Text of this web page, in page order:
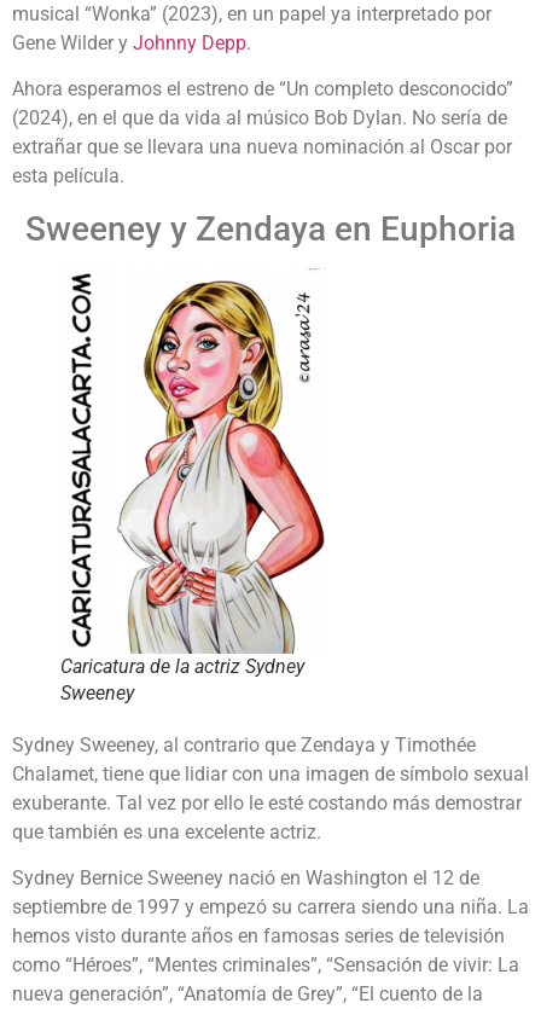
musical “Wonka” (2023), en un papel ya interpretado por
Gene Wilder y Johnny Depp.
Ahora esperamos el estreno de “Un completo desconocido”
(2024), en el que da vida al músico Bob Dylan. No sería de
extrañar que se llevara una nueva nominación al Oscar por
esta película.
Sweeney y Zendaya en Euphoria
Caricatura de la actriz Sydney
Sweeney
Sydney Sweeney, al contrario que Zendaya y Timothée
Chalamet, tiene que lidiar con una imagen de símbolo sexual
exuberante. Tal vez por ello le esté costando más demostrar
que también es una excelente actriz.
Sydney Bernice Sweeney nació en Washington el 12 de
septiembre de 1997 y empezó su carrera siendo una niña. La
hemos visto durante años en famosas series de televisión
como “Héroes”, “Mentes criminales”, “Sensación de vivir: La
nueva generación”, “Anatomía de Grey”, “El cuento de la